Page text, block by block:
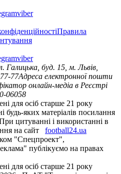
viber
Правила
viber
Галицька, буд. 15, м. Львів,
77Адреса електронної пошти
онлайн-медіа в Реєстрі
06058
для осіб старше 21 року
будь-яких матеріалів посилання
цитуванні і використанні в
на сайт
football24.ua
"Спецпроект",
публікуємо на правах
для осіб старше 21 року